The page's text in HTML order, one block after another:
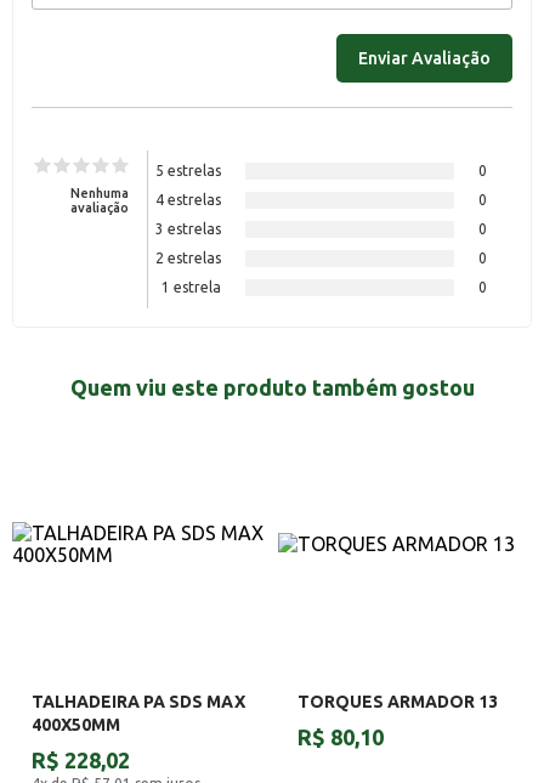
Nenhuma
avaliação
5 estrelas
0
4 estrelas
0
3 estrelas
0
2 estrelas
0
1 estrela
0
Quem viu este produto também gostou
TALHADEIRA PA SDS MAX
400X50MM
R$ 228,02
TORQUES ARMADOR 13
R$ 80,10